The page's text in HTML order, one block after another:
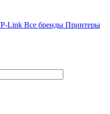
Link Все бренды Принтеры